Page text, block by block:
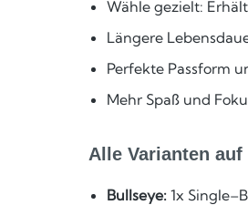
Wähle gezielt:
Längere
Perfekte Passform
Mehr Spaß und
Alle Varianten
Bullseye: 1x